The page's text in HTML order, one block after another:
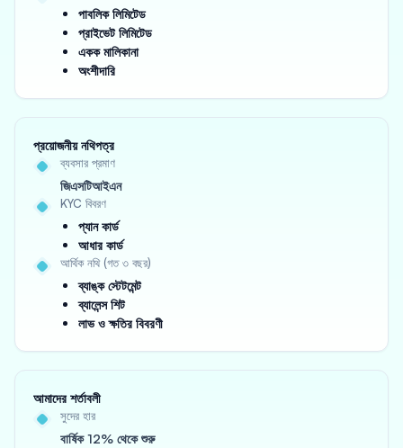
পাবলিক লিমিটেড
প্রাইভেট লিমিটেড
একক মালিকানা
অংশীদারি
প্রয়োজনীয় নথিপত্র
ব্যবসার প্রমাণ
জিএসটিআইএন
KYC বিবরণ
প্যান কার্ড
আধার কার্ড
আর্থিক নথি (গত ৩ বছর)
ব্যাঙ্ক স্টেটমেন্ট
ব্যালেন্স শিট
লাভ ও ক্ষতির বিবরণী
আমাদের শর্তাবলী
সুদের হার
বার্ষিক 12% থেকে শুরু